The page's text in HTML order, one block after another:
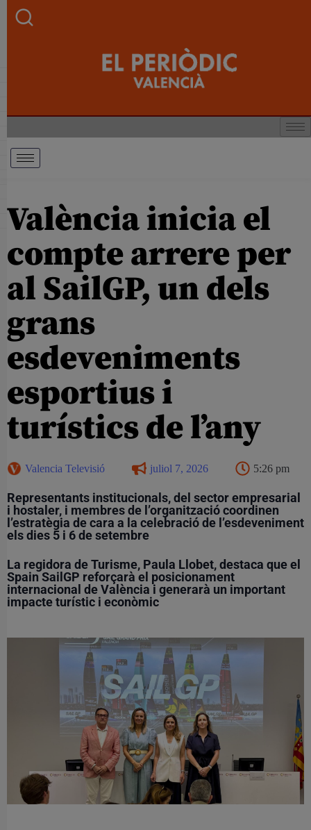
València inicia el
compte arrere per
al SailGP, un dels
grans
esdeveniments
esportius i
turístics de l’any
Valencia Televisió juliol 7, 2026 5:26 pm
Representants institucionals, del sector empresarial
i hostaler, i membres de l’organització coordinen
l’estratègia de cara a la celebració de l’esdeveniment
els dies 5 i 6 de setembre
La regidora de Turisme, Paula Llobet, destaca que el
Spain SailGP reforçarà el posicionament
internacional de València i generarà un important
impacte turístic i econòmic